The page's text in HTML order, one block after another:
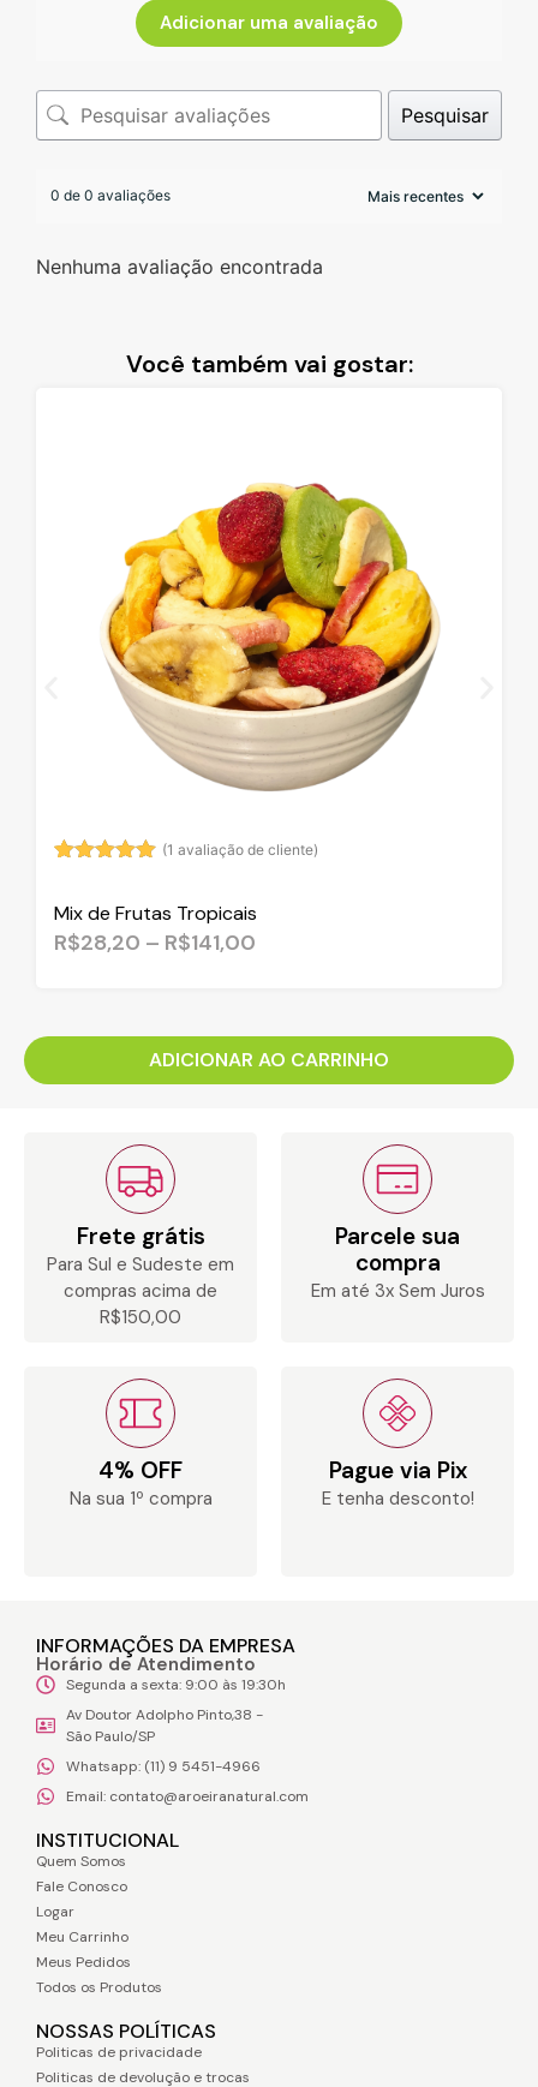
Adicionar uma avaliação
Pesquisar
0 de 0 avaliações
Nenhuma avaliação encontrada
Você também vai gostar:
de 5, com
baseado
emavaliação
(1 avaliação de cliente)
Mix de Frutas Tropicais
R$28,20 – R$141,00
ADICIONAR AO CARRINHO
Frete grátis
Para Sul e Sudeste em
compras acima de
R$150,00
Parcele sua
compra
Em até 3x Sem Juros
4% OFF
Na sua 1º compra
Pague via Pix
E tenha desconto!
INFORMAÇÕES DA EMPRESA
Horário de Atendimento
Segunda a sexta: 9:00 às 19:30h
Av Doutor Adolpho Pinto,38 -
São Paulo/SP
Whatsapp: (11) 9 5451-4966
Email: contato@aroeiranatural.com
INSTITUCIONAL
Quem Somos
Fale Conosco
Logar
Meu Carrinho
Meus Pedidos
Todos os Produtos
NOSSAS POLÍTICAS
Politicas de privacidade
Politicas de devolução e trocas